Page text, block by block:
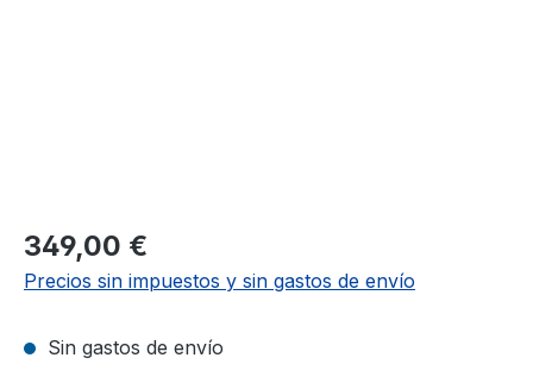
Precio normal:
349,00 €
Precios sin impuestos y sin gastos de envío
Sin gastos de envío